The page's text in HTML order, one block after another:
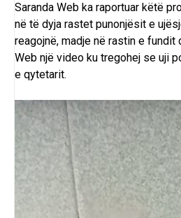
Saranda Web ka raportuar këtë
në të dyja rastet punonjësit e
reagojnë, madje në rastin e fundit
Web një video ku tregohej se uji
e qytetarit.
Lojtës
Videosh